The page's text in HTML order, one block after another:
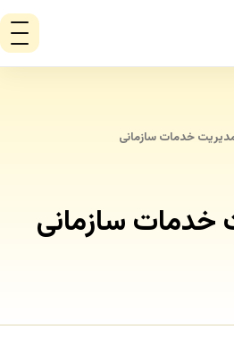
خدمات سازمانی
خدمات سازمانی